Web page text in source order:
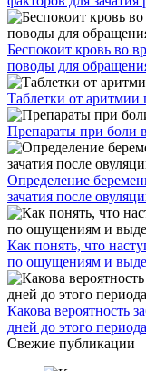
Беспокоит кровь во
поводы для
Таблетки от
Препараты при боли
Определение
зачатия после
Как понять, что
по ощущениям и
Какова вероятность
дней до этого
Свежие публикации